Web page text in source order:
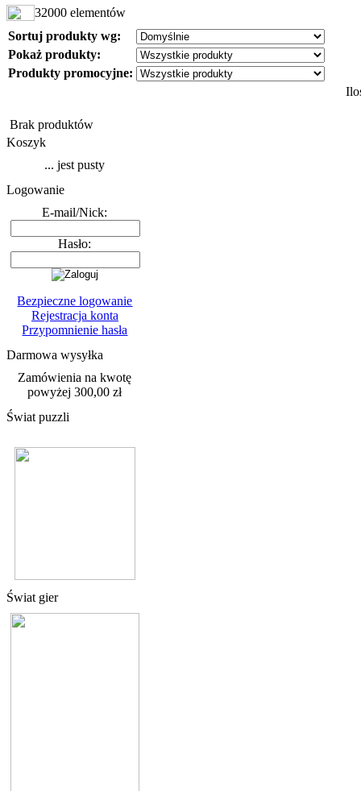
32000 elementów
Sortuj produkty wg:
Pokaż produkty:
Produkty promocyjne:
Brak produktów
Koszyk
... jest pusty
Logowanie
E-mail/Nick:
Hasło:
Bezpieczne logowanie
Rejestracja konta
Przypomnienie hasła
Darmowa wysyłka
Zamówienia na kwotę
powyżej 300,00 zł
Świat puzzli
Świat gier